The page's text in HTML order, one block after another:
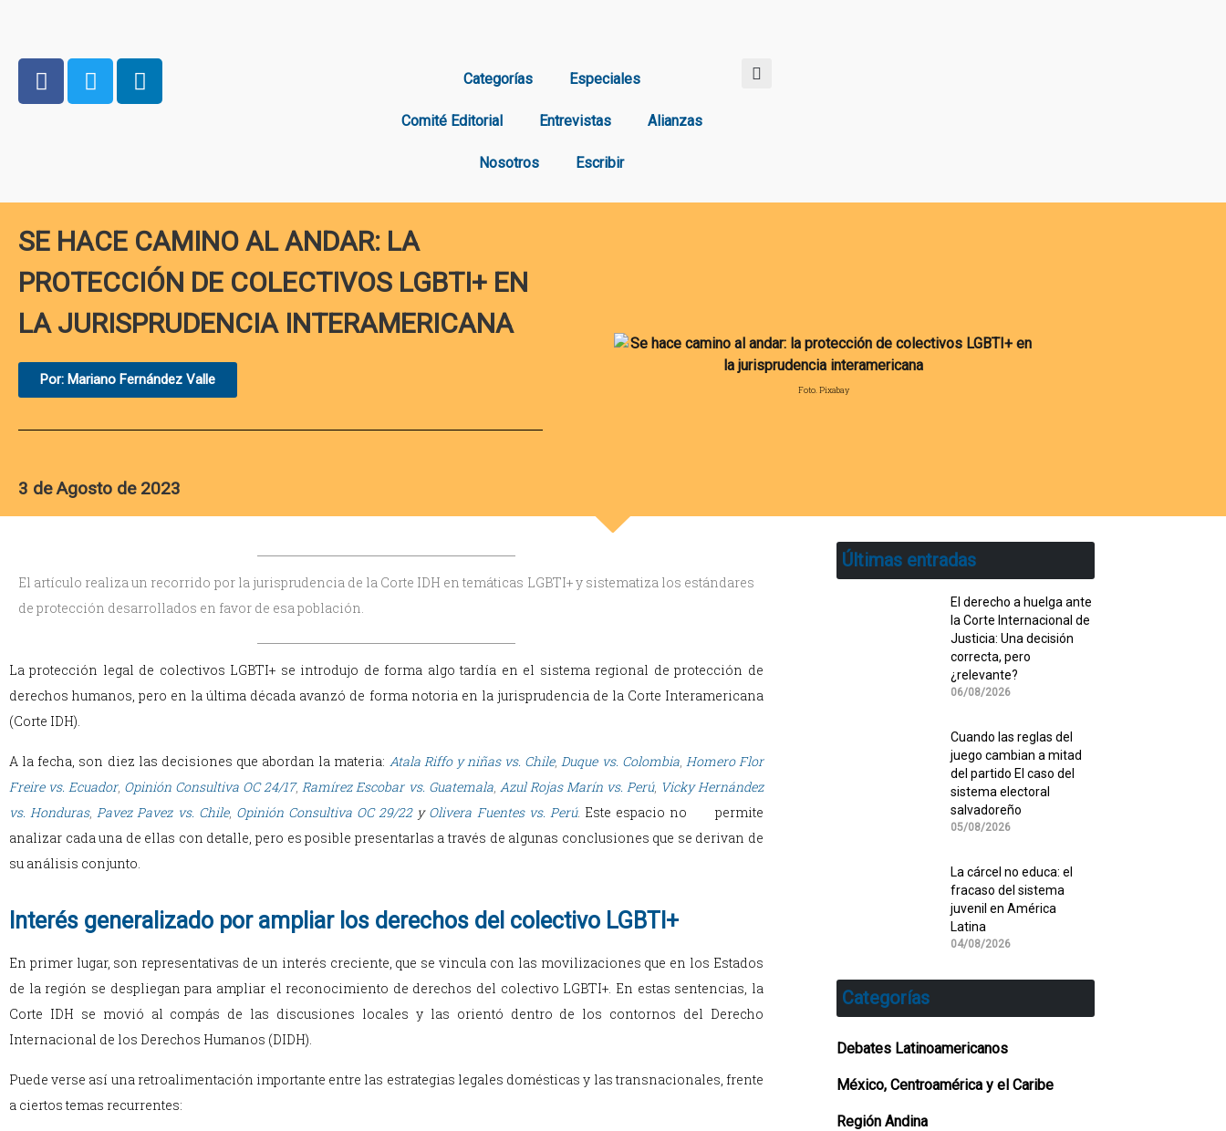
Categorías Especiales
Comité Editorial Entrevistas Alianzas
Nosotros Escribir
SE HACE CAMINO AL ANDAR: LA
PROTECCIÓN DE COLECTIVOS LGBTI+ EN
LA JURISPRUDENCIA INTERAMERICANA
Por: Mariano Fernández Valle
3 de Agosto de 2023
Foto. Pixabay
El artículo realiza un recorrido por la jurisprudencia de la Corte IDH en temáticas LGBTI+ y sistematiza los estándares
de protección desarrollados en favor de esa población.
La protección legal de colectivos LGBTI+ se introdujo de forma algo tardía en el sistema regional de protección de
derechos humanos, pero en la última década avanzó de forma notoria en la jurisprudencia de la Corte Interamericana
(Corte IDH).
A la fecha, son diez las decisiones que abordan la materia: Atala Riffo y niñas vs. Chile,Duque vs. Colombia, Homero Flor
Freire vs. Ecuador, Opinión Consultiva OC 24/17,Ramírez Escobar vs. Guatemala, Azul Rojas Marín vs. Perú, Vicky Hernández
vs. Honduras,Pavez Pavez vs. Chile, Opinión Consultiva OC 29/22 y Olivera Fuentes vs. Perú. Este espacio no permite
analizar cada una de ellas con detalle, pero es posible presentarlas a través de algunas conclusiones que se derivan de
su análisis conjunto.
Interés generalizado por ampliar los derechos del colectivo LGBTI+
En primer lugar, son representativas de un interés creciente, que se vincula con las movilizaciones que en los Estados
de la región se despliegan para ampliar el reconocimiento de derechos del colectivo LGBTI+. En estas sentencias, la
Corte IDH se movió al compás de las discusiones locales y las orientó dentro de los contornos del Derecho
Internacional de los Derechos Humanos (DIDH).
Puede verse así una retroalimentación importante entre las estrategias legales domésticas y las transnacionales, frente
a ciertos temas recurrentes:
Últimas entradas
El derecho a huelga ante
la Corte Internacional de
Justicia: Una decisión
correcta, pero
¿relevante?
06/08/2026
Cuando las reglas del
juego cambian a mitad
del partido El caso del
sistema electoral
salvadoreño
05/08/2026
La cárcel no educa: el
fracaso del sistema
juvenil en América
Latina
04/08/2026
Categorías
Debates Latinoamericanos
México, Centroamérica y el Caribe
Región Andina